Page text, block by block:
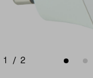
1 / 2